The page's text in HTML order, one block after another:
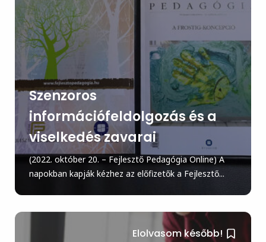
Szenzoros
információfeldolgozás és a
viselkedés zavarai
(2022. október 20. – Fejlesztő Pedagógia Online) A
napokban kapják kézhez az előfizetők a Fejlesztő...
Elolvasom később!